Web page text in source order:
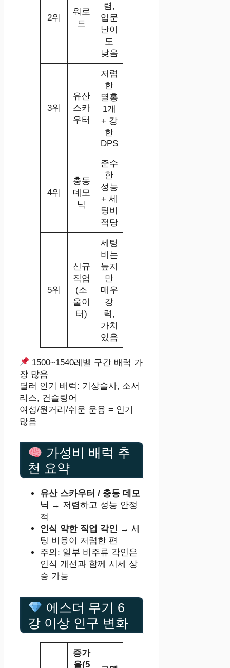
2위
워로
드
렴,
입문
난이
도
낮음
3위
유산
스카
우터
저렴
한
멸홍
1개
+ 강
한
DPS
4위
충동
데모
닉
준수
한
성능
+ 세
팅비
적당
5위
신규
직업
(소
울이
터)
세팅
비는
높지
만
매우
강
력,
가치
있음
1500~1540레벨 구간 배럭 가
장 많음
딜러 인기 배럭: 기상술사, 소서
리스, 건슬링어
여성/원거리/쉬운 운용 = 인기
많음
가성비 배럭 추
천 요약
유산 스카우터 / 충동 데모
닉 → 저렴하고 성능 안정
적
인식 약한 직업 각인 → 세
팅 비용이 저렴한 편
주의: 일부 비주류 각인은
인식 개선과 함께 시세 상
승 가능
에스더 무기 6
강 이상 인구 변화
증가
율(5